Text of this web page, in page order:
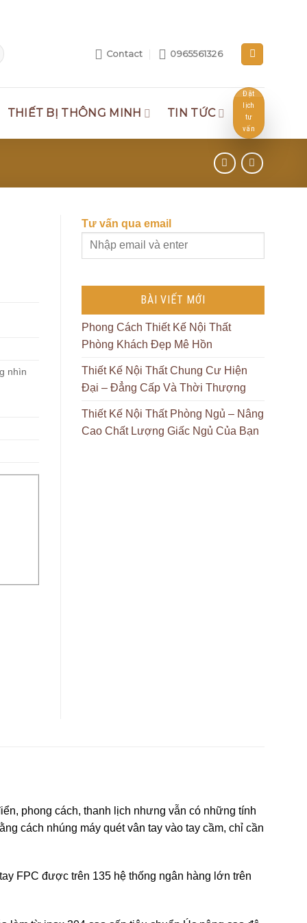
Contact 0965561326
THIẾT BỊ THÔNG MINH TIN TỨC
Đặt
lịch
tư
vấn
nhìn
Tư vấn qua email
BÀI VIẾT MỚI
Phong Cách Thiết Kế Nội Thất
Phòng Khách Đẹp Mê Hồn
Thiết Kế Nội Thất Chung Cư Hiện
Đại – Đẳng Cấp Và Thời Thượng
Thiết Kế Nội Thất Phòng Ngủ – Nâng
Cao Chất Lượng Giấc Ngủ Của Bạn
phong cách, thanh lịch nhưng vẫn có những tính
cách nhúng máy quét vân tay vào tay cầm, chỉ cần
FPC được trên 135 hệ thống ngân hàng lớn trên